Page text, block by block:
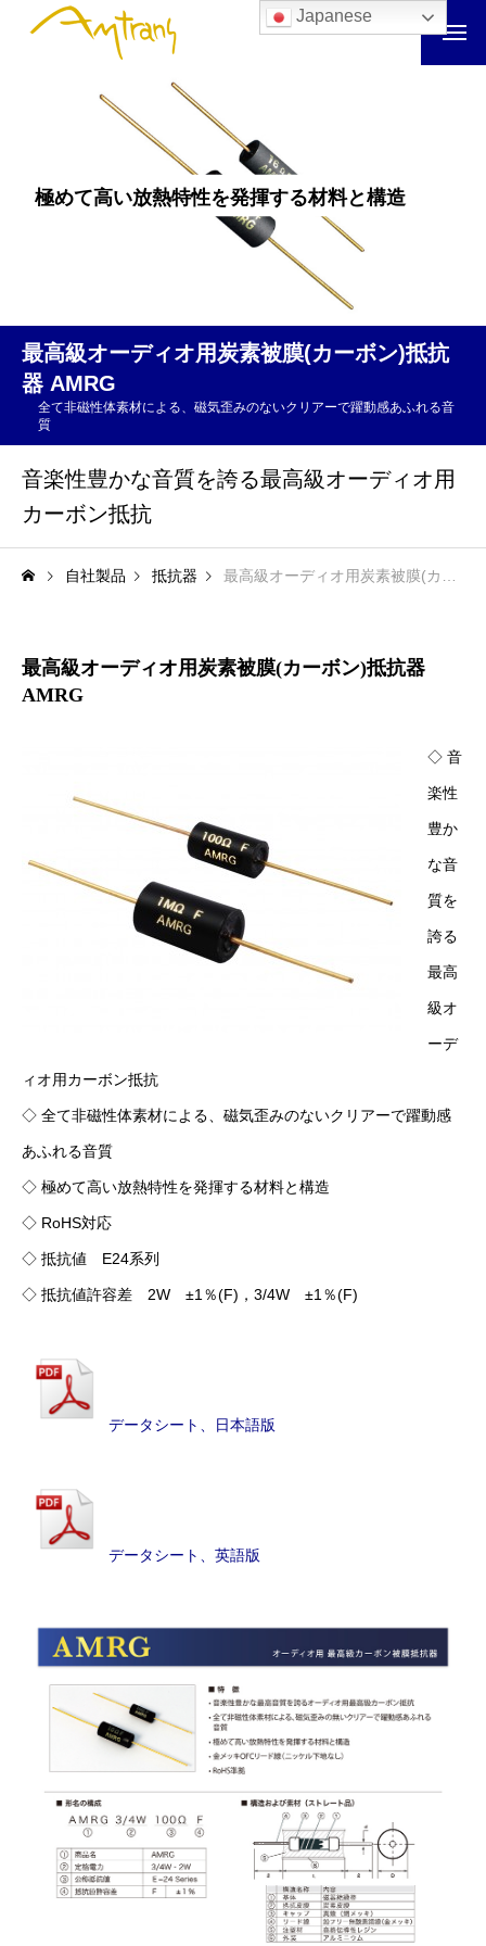
極めて高い放熱特性を発揮する材料と構造
最高級オーディオ用炭素被膜(カーボン)抵抗
器 AMRG
全て非磁性体素材による、磁気歪みのないクリアーで躍動感あふれる音
質
音楽性豊かな音質を誇る最高級オーディオ用
カーボン抵抗
自社製品 抵抗器 最高級オーディオ用炭素被膜(カーボン)抵抗器 AMRG
最高級オーディオ用炭素被膜(カーボン)抵抗器
AMRG
◇ 音
楽性
豊か
な音
質を
誇る
最高
級オ
ーデ
ィオ用カーボン抵抗
◇ 全て非磁性体素材による、磁気歪みのないクリアーで躍動感
あふれる音質
◇ 極めて高い放熱特性を発揮する材料と構造
◇ RoHS対応
◇ 抵抗値 E24系列
◇ 抵抗値許容差 2W ±1％(F)，3/4W ±1％(F)
データシート、日本語版
データシート、英語版
Japanese